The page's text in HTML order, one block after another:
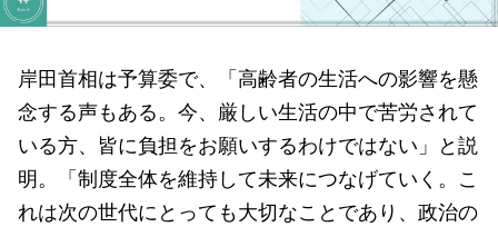
岸田首相は予算委で、「高齢者の生活への影響を懸
念する声もある。今、厳しい生活の中で苦労されて
いる方、皆に負担をお願いするわけではない」と説
明。「制度全体を維持して未来につなげていく。こ
れは次の世代にとっても大切なことであり、政治の